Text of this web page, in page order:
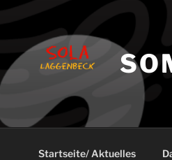
Startseite/ Aktuelles